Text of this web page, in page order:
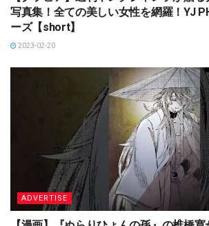
写真集！全ての美しい女性を網羅！YJ
ーズ【short】
2023-02-20
ADVERTISE